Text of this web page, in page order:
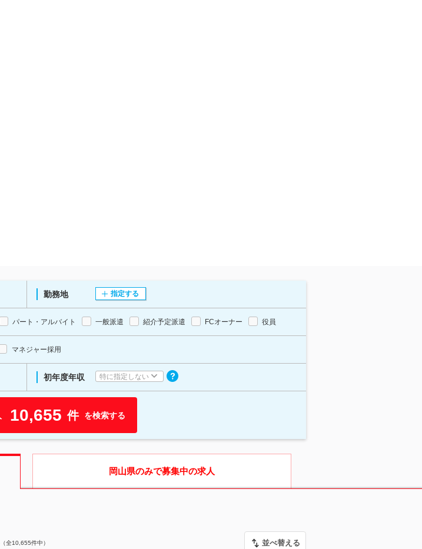
勤務地 指定する
パート・アルバイト 一般派遣 紹介予定派遣 FCオーナー 役員
マネジャー採用
初年度年収 特に指定しない
10,655 件 を検索する
岡山県のみで募集中の求人
全10,655件中） 並べ替える